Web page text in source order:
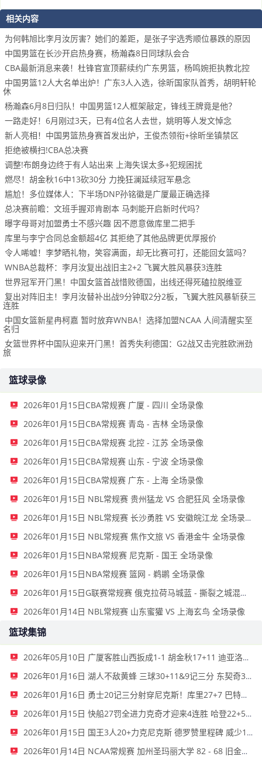
相关内容
为何韩旭比李月汝厉害？她们的差距，是张子宇选秀顺位暴跌的原因
中国男篮在长沙开启热身赛，杨瀚森8日同球队会合
CBA最新消息来袭！杜锋官宣顶薪续约广东男篮，杨鸣婉拒执教北控
中国男篮12人大名单出炉！广东3人入选，徐昕国家队首秀，胡明轩轮
休
杨瀚森6月8日归队！中国男篮12人框架敲定，锋线王牌竟是他？
一路走好！6月刚过3天，已有4位名人去世，姚明等人发文悼念
新人亮相！中国男篮热身赛首发出炉，王俊杰领衔+徐昕坐镇禁区
拒绝被横扫!CBA总决赛
调整!布朗身边终于有人站出来 上海失误太多+犯规困扰
燃尽！胡金秋16中13砍30分 力挽狂澜延续冠军悬念
尴尬！多位媒体人：下半场DNP孙铭徽是广厦最正确选择
总决赛前瞻：文班手握邓肯剧本 马刺能开启新时代吗？
曝字母哥对加盟勇士不感兴趣 因不愿意做库里二把手
库里与李宁合同总金额超4亿 其拒绝了其他品牌更优厚报价
令人唏嘘！李梦晒礼物，笑容满面，却无比赛可打，还能回女篮吗？
WNBA总裁杯：李月汝复出战旧主2+2 飞翼大胜风暴获3连胜
世界冠军开门黑！中国女篮首战惜败德国，出线还得死磕拉脱维亚
复出对阵旧主！李月汝替补出战9分钟取2分2板，飞翼大胜风暴斩获三
连胜
中国女篮新星冉柯嘉 暂时放弃WNBA！选择加盟NCAA 人间清醒实至
名归
女篮世界杯中国队迎来开门黑！首秀失利德国：G2战又击完胜欧洲劲
旅
篮球录像
2026年01月15日CBA常规赛 广厦 - 四川 全场录像
2026年01月15日CBA常规赛 青岛 - 吉林 全场录像
2026年01月15日CBA常规赛 北控 - 江苏 全场录像
2026年01月15日CBA常规赛 山东 - 宁波 全场录像
2026年01月15日CBA常规赛 广东 - 上海 全场录像
2026年01月15日 NBL常规赛 贵州猛龙 VS 合肥狂风 全场录像
2026年01月15日 NBL常规赛 长沙勇胜 VS 安徽皖江龙 全场录像
2026年01月15日 NBL常规赛 焦作文旅 VS 香港金牛 全场录像
2026年01月15日NBA常规赛 尼克斯 - 国王 全场录像
2026年01月15日NBA常规赛 篮网 - 鹈鹕 全场录像
2026年01月15日G联赛常规赛 俄克拉荷马城蓝 - 撕裂之城混音 全场录像
2026年01月14日 NBL常规赛 山东蜜獾 VS 上海玄鸟 全场录像
篮球集锦
2026年05月10日 广厦客胜山西扳成1-1 胡金秋17+11 迪亚洛关键上篮不中
2026年01月16日 湖人不敌黄蜂 三球30+11&9记三分 东契奇39分 詹姆斯29+9+6
2026年01月16日 勇士20记三分射穿尼克斯！库里27+7 巴特勒32+8 穆迪三分9中7
2026年01月15日 快船27罚全进力克奇才迎来4连胜 哈登22+5+8 伦纳德33分4断
2026年01月15日 国王3人20+力克尼克斯 德罗赞里程碑 威少11助 布伦森伤退
2026年01月14日 NCAA常规赛 加州圣玛丽大学 82 - 68 旧金山大学 全场集锦